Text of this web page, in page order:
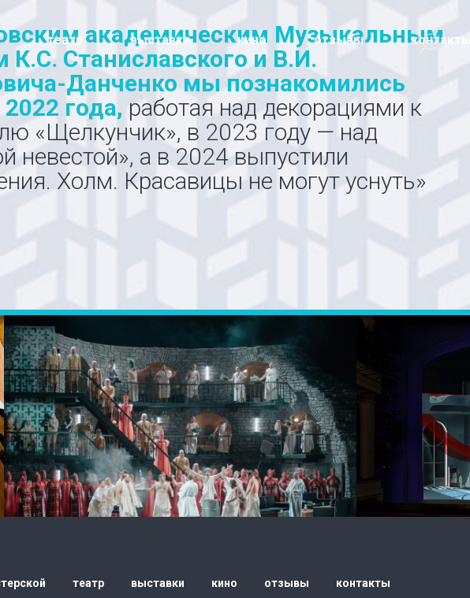
театр выставки кино отзывы контакты
академическим Музыкальным
К.С. Станиславского и В.И.
Данченко мы познакомились
года, работая над декорациями к
«Щелкунчик», в 2023 году — над
невестой», а в 2024 выпустили
Холм. Красавицы не могут уснуть»
«ЦАРСКАЯ НЕВЕСТА»
Московский академический Музыкальный
театр К. С. Станиславского и В. И. Немировича-
Данченко, Москва
премьера: 20 сентября 2023 года
театр К. С.
театр выставки кино отзывы контакты